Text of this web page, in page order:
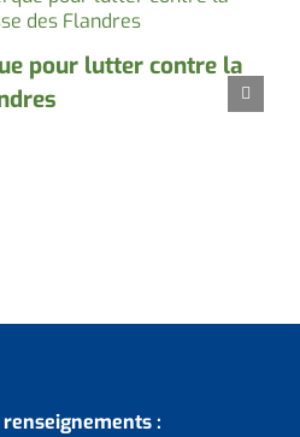
pour lutter contre la
: